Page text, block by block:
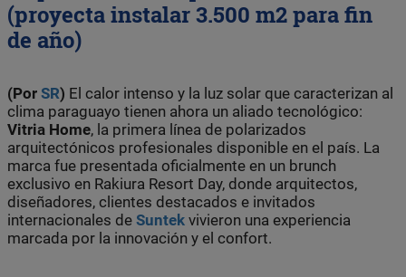
(proyecta instalar 3.500 m2 para fin
de año)
(Por SR) El calor intenso y la luz solar que caracterizan al
clima paraguayo tienen ahora un aliado tecnológico:
Vitria Home, la primera línea de polarizados
arquitectónicos profesionales disponible en el país. La
marca fue presentada oficialmente en un brunch
exclusivo en Rakiura Resort Day, donde arquitectos,
diseñadores, clientes destacados e invitados
internacionales de Suntek vivieron una experiencia
marcada por la innovación y el confort.